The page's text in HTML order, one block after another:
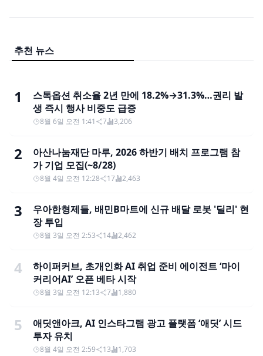
추천 뉴스
1
스톡옵션 취소율 2년 만에 18.2%→31.3%…권리 발
생 즉시 행사 비중도 급증
8월 6일 오전 1:41 7 3,206
2
아산나눔재단 마루, 2026 하반기 배치 프로그램 참
가 기업 모집(~8/28)
8월 4일 오전 12:28 17 2,463
3
우아한형제들, 배민B마트에 신규 배달 로봇 '딜리' 현
장 투입
8월 3일 오전 2:53 14 2,462
4
하이퍼커브, 초개인화 AI 취업 준비 에이전트 ‘마이
커리어AI’ 오픈 베타 시작
8월 3일 오전 12:13 7 1,880
5
애딧앤아크, AI 인스타그램 광고 플랫폼 ‘애딧’ 시드
투자 유치
8월 4일 오전 2:59 13 1,703